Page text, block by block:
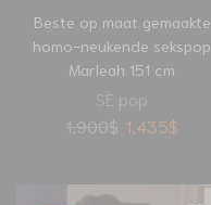
Beste op maat gemaakte
homo-neukende sekspop
Marleah 151 cm
SE pop
1,900$ 1,435$